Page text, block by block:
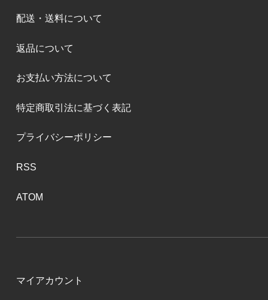
配送・送料について
返品について
お支払い方法について
特定商取引法に基づく表記
プライバシーポリシー
RSS
ATOM
マイアカウント